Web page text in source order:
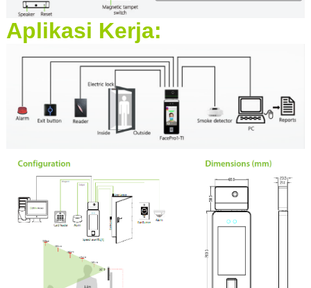
Aplikasi Kerja: